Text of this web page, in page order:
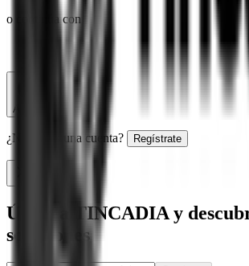
o continúa con
Apple
¿No tienes una cuenta? Regístrate
Únete a TINCADIA y
soluciones